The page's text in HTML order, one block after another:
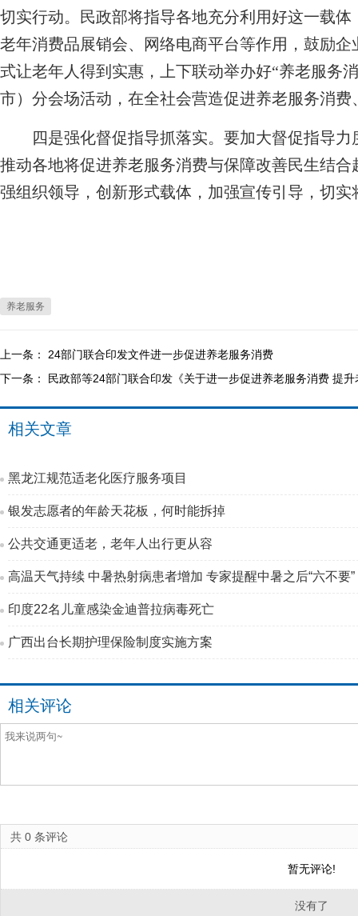
切实行动。民政部将指导各地充分利用好这一载
老年消费品展销会、网络电商平台等作用，鼓励
式让老年人得到实惠，上下联动举办好“养老服务
市）分会场活动，在全社会营造促进养老服务消
四是强化督促指导抓落实。要加大督促指导力
推动各地将促进养老服务消费与保障改善民生结
强组织领导，创新形式载体，加强宣传引导，切
养老服务
上一条： 24部门联合印发文件进一步促进养老服务消费
下一条：
民政部等24部门联合印发《关于进一步促进养老服务消费 提
相关文章
黑龙江规范适老化医疗服务项目
银发志愿者的年龄天花板，何时能拆掉
公共交通更适老，老年人出行更从容
高温天气持续 中暑热射病患者增加 专家提醒中暑之后“六不要”
印度22名儿童感染金迪普拉病毒死亡
广西出台长期护理保险制度实施方案
相关评论
共 0 条评论
暂无评论!
没有了